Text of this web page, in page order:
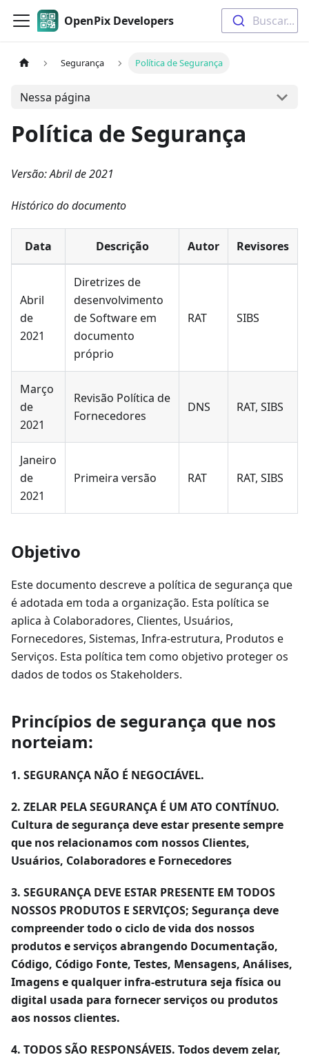
OpenPix Developers Buscar...
Segurança Política de Segurança
Nessa página
Política de Segurança
Versão: Abril de 2021
Histórico do documento
Data Descrição Autor Revisores
Abril
de
2021
Diretrizes de
desenvolvimento
de Software em
documento
próprio
RAT SIBS
Março
de
2021
Revisão Política de
Fornecedores
DNS RAT, SIBS
Janeiro
de
2021
Primeira versão RAT RAT, SIBS
Objetivo
Este documento descreve a política de segurança que
é adotada em toda a organização. Esta política se
aplica à Colaboradores, Clientes, Usuários,
Fornecedores, Sistemas, Infra-estrutura, Produtos e
Serviços. Esta política tem como objetivo proteger os
dados de todos os Stakeholders.
Princípios de segurança que nos
norteiam:
1. SEGURANÇA NÃO É NEGOCIÁVEL.
2. ZELAR PELA SEGURANÇA É UM ATO CONTÍNUO.
Cultura de segurança deve estar presente sempre
que nos relacionamos com nossos Clientes,
Usuários, Colaboradores e Fornecedores
3. SEGURANÇA DEVE ESTAR PRESENTE EM TODOS
NOSSOS PRODUTOS E SERVIÇOS; Segurança deve
compreender todo o ciclo de vida dos nossos
produtos e serviços abrangendo Documentação,
Código, Código Fonte, Testes, Mensagens, Análises,
Imagens e qualquer infra-estrutura seja física ou
digital usada para fornecer serviços ou produtos
aos nossos clientes.
4. TODOS SÃO RESPONSÁVEIS. Todos devem zelar,